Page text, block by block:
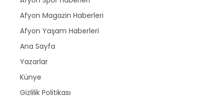
Afyon Magazin Haberleri
Afyon Yaşam Haberleri
Ana Sayfa
Yazarlar
Künye
Gizlilik Politikası